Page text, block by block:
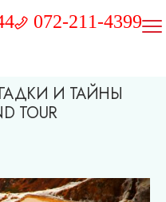
072-211-4399
И ТАЙНЫ
TOUR